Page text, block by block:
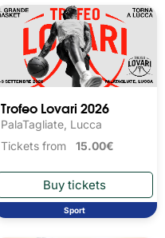
Trofeo Lovari 2026
PalaTagliate, Lucca
Tickets from 15.00€
Sport